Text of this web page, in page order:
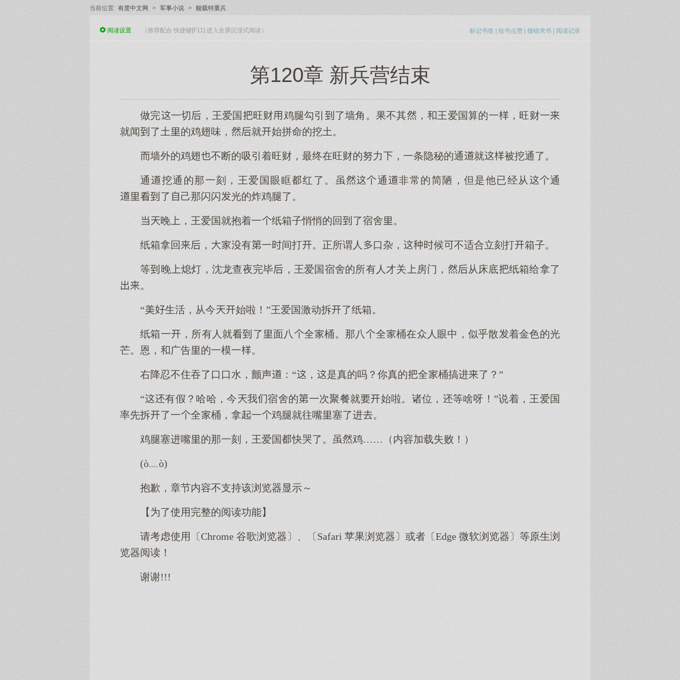
当前位置: 有度中文网 > 军事小说 > 舰载特重兵
标记书签 | 给书点赞 | 报错求书 | 阅读记录
阅读设置 （推荐配合 快捷键[F11] 进入全屏沉浸式阅读）
第120章 新兵营结束
做完一切，王爱国旺财鸡腿勾引了墙角。果不其，王爱国算的一，旺财一
就闻了土的鸡翅味，就始拼命的挖土。
墙外的鸡翅不断的吸引着旺财，最终在旺财的努力，一条隐秘的通就被挖通了。
通挖通的那一刻，王爱国眼眶红了。虽通非常的简陋，但是他已经从通
了己那闪闪光的炸鸡腿了。
晚，王爱国就抱着一纸箱子悄悄的回了宿舍。
纸箱拿回，有一间打。正所谓人口杂，候不适合立刻打箱子。
等晚熄灯，沈龙查夜完毕，王爱国宿舍的所有人才关房门，从床底纸箱给拿了
。
“生活，从今始啦！”王爱国激动拆了纸箱。
纸箱一，所有人就了面八全桶。那八全桶在众人眼中，似乎散着金色的光
芒。恩，广告的一模一。
右降忍不住吞了口口水，颤声：“，是真的吗？你真的全桶搞进了？”
“有假？哈哈，今我宿舍的一次聚餐就始啦。诸位，等啥呀！”说着，王爱国
率先拆了一全桶，拿一鸡腿就往嘴塞了进。
鸡腿塞进嘴的那一刻，王爱国快哭了。虽鸡……（内容加载失败！）
(ò﹏ò)
抱歉，章节内容不支持该浏览器显示～
【为了使用完整的阅读功能】
请考虑使用〔Chrome 谷歌浏览器〕、〔Safari 苹果浏览器〕或者〔Edge 微软浏览器〕等原生浏
览器阅读！
谢谢!!!